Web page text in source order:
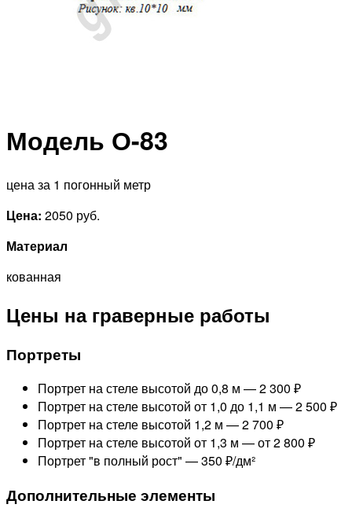
Модель О-83
цена за 1 погонный метр
Цена: 2050 руб.
Материал
кованная
Цены на граверные работы
Портреты
Портрет на стеле высотой до 0,8 м —2 300 ₽
Портрет на стеле высотой от 1,0 до 1,1 м —2 500 ₽
Портрет на стеле высотой 1,2 м —2 700 ₽
Портрет на стеле высотой от 1,3 м —от 2 800 ₽
Портрет "в полный рост" —350 ₽/дм²
Дополнительные элементы